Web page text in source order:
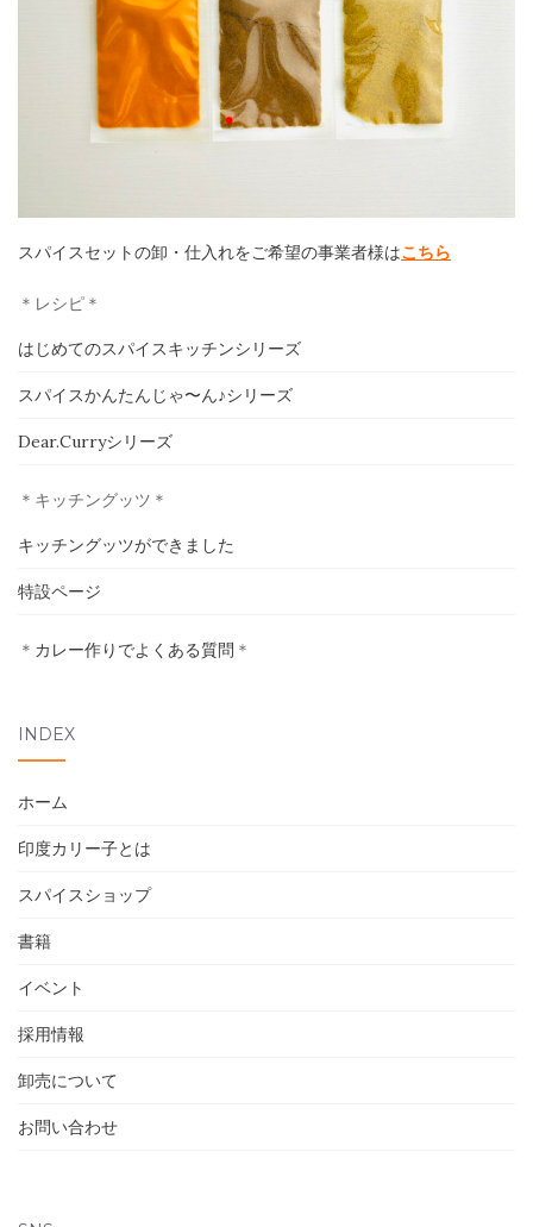
スパイスショップ
イベント
スパイスセットの卸・仕入れをご希望の事業者様はこちら
＊レシピ＊
はじめてのスパイスキッチンシリーズ
スパイスかんたんじゃ〜ん♪シリーズ
Dear.Curryシリーズ
＊キッチングッツ＊
キッチングッツができました
特設ページ
＊ カレー作りでよくある質問 ＊
INDEX
ホーム
印度カリー子とは
スパイスショップ
書籍
イベント
採用情報
卸売について
お問い合わせ